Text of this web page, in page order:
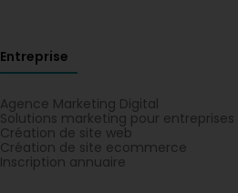
Entreprise
Agence Marketing Digital
Solutions marketing pour entreprises
Création de site web
Création de site ecommerce
Inscription annuaire